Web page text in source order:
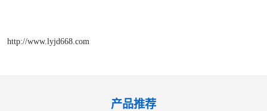
http://www.lyjd668.com
产品推荐